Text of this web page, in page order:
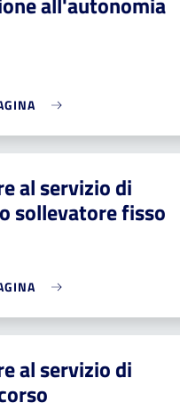
al servizio di
sollevatore fisso
al servizio di